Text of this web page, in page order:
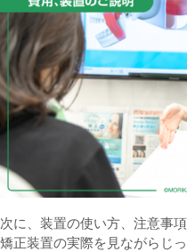
次に、装置の使い方、注意事
矯正装置の実際を見ながらじ